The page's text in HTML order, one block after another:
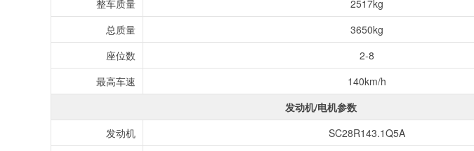
整车质量
2517kg
总质量
3650kg
座位数
2-8
最高车速
140km/h
发动机/电机参数
发动机
SC28R143.1Q5A